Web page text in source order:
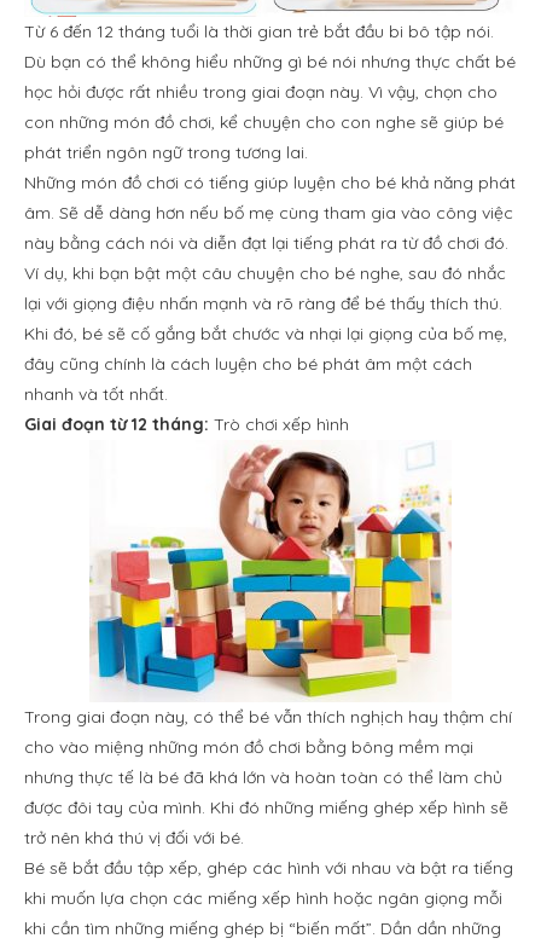
Từ 6 đến 12 tháng tuổi là thời gian trẻ bắt đầu bi bô tập nói.
Dù bạn có thể không hiểu những gì bé nói nhưng thực chất bé
học hỏi được rất nhiều trong giai đoạn này. Vì vậy, chọn cho
con những món đồ chơi, kể chuyện cho con nghe sẽ giúp bé
phát triển ngôn ngữ trong tương lai.
Những món đồ chơi có tiếng giúp luyện cho bé khả năng phát
âm. Sẽ dễ dàng hơn nếu bố mẹ cùng tham gia vào công việc
này bằng cách nói và diễn đạt lại tiếng phát ra từ đồ chơi đó.
Ví dụ, khi bạn bật một câu chuyện cho bé nghe, sau đó nhắc
lại với giọng điệu nhấn mạnh và rõ ràng để bé thấy thích thú.
Khi đó, bé sẽ cố gắng bắt chước và nhại lại giọng của bố mẹ,
đây cũng chính là cách luyện cho bé phát âm một cách
nhanh và tốt nhất.
Giai đoạn từ 12 tháng: Trò chơi xếp hình
Trong giai đoạn này, có thể bé vẫn thích nghịch hay thậm chí
cho vào miệng những món đồ chơi bằng bông mềm mại
nhưng thực tế là bé đã khá lớn và hoàn toàn có thể làm chủ
được đôi tay của mình. Khi đó những miếng ghép xếp hình sẽ
trở nên khá thú vị đối với bé.
Bé sẽ bắt đầu tập xếp, ghép các hình với nhau và bật ra tiếng
khi muốn lựa chọn các miếng xếp hình hoặc ngân giọng mỗi
khi cần tìm những miếng ghép bị “biến mất”. Dần dần những